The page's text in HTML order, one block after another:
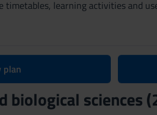
learning activities and
plan
biological sciences